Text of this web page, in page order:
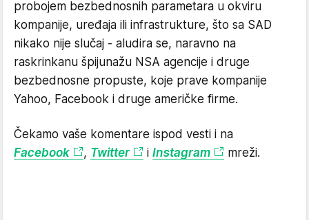
probojem bezbednosnih parametara u okviru
kompanije, uređaja ili infrastrukture, što sa SAD
nikako nije slučaj - aludira se, naravno na
raskrinkanu špijunažu NSA agencije i druge
bezbednosne propuste, koje prave kompanije
Yahoo, Facebook i druge američke firme.
Čekamo vaše komentare ispod vesti i na
Facebook
, Twitter i Instagram mreži.